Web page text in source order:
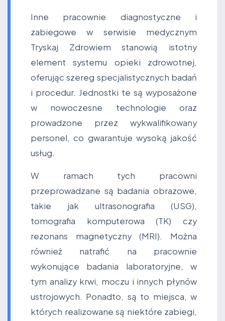
Inne pracownie diagnostyczne i
zabiegowe w serwisie medycznym
Tryskaj Zdrowiem stanowią istotny
element systemu opieki zdrowotnej,
oferując szereg specjalistycznych badań
i procedur. Jednostki te są wyposażone
w nowoczesne technologie oraz
prowadzone przez wykwalifikowany
personel, co gwarantuje wysoką jakość
usług.
W ramach tych pracowni
przeprowadzane są badania obrazowe,
takie jak ultrasonografia (USG),
tomografia komputerowa (TK) czy
rezonans magnetyczny (MRI). Można
również natrafić na pracownie
wykonujące badania laboratoryjne, w
tym analizy krwi, moczu i innych płynów
ustrojowych. Ponadto, są to miejsca, w
których realizowane są niektóre zabiegi,